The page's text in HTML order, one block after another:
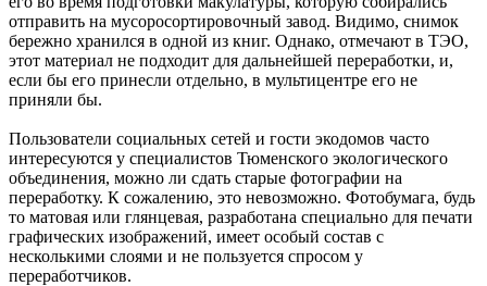
отправить на мусоросортировочный завод. Видимо, снимок
бережно хранился в одной из книг. Однако, отмечают в ТЭО,
этот материал не подходит для дальнейшей переработки, и,
если бы его принесли отдельно, в мультицентре его не
приняли бы.
Пользователи социальных сетей и гости экодомов часто
интересуются у специалистов Тюменского экологического
объединения, можно ли сдать старые фотографии на
переработку. К сожалению, это невозможно. Фотобумага, будь
то матовая или глянцевая, разработана специально для печати
графических изображений, имеет особый состав с
несколькими слоями и не пользуется спросом у
переработчиков.